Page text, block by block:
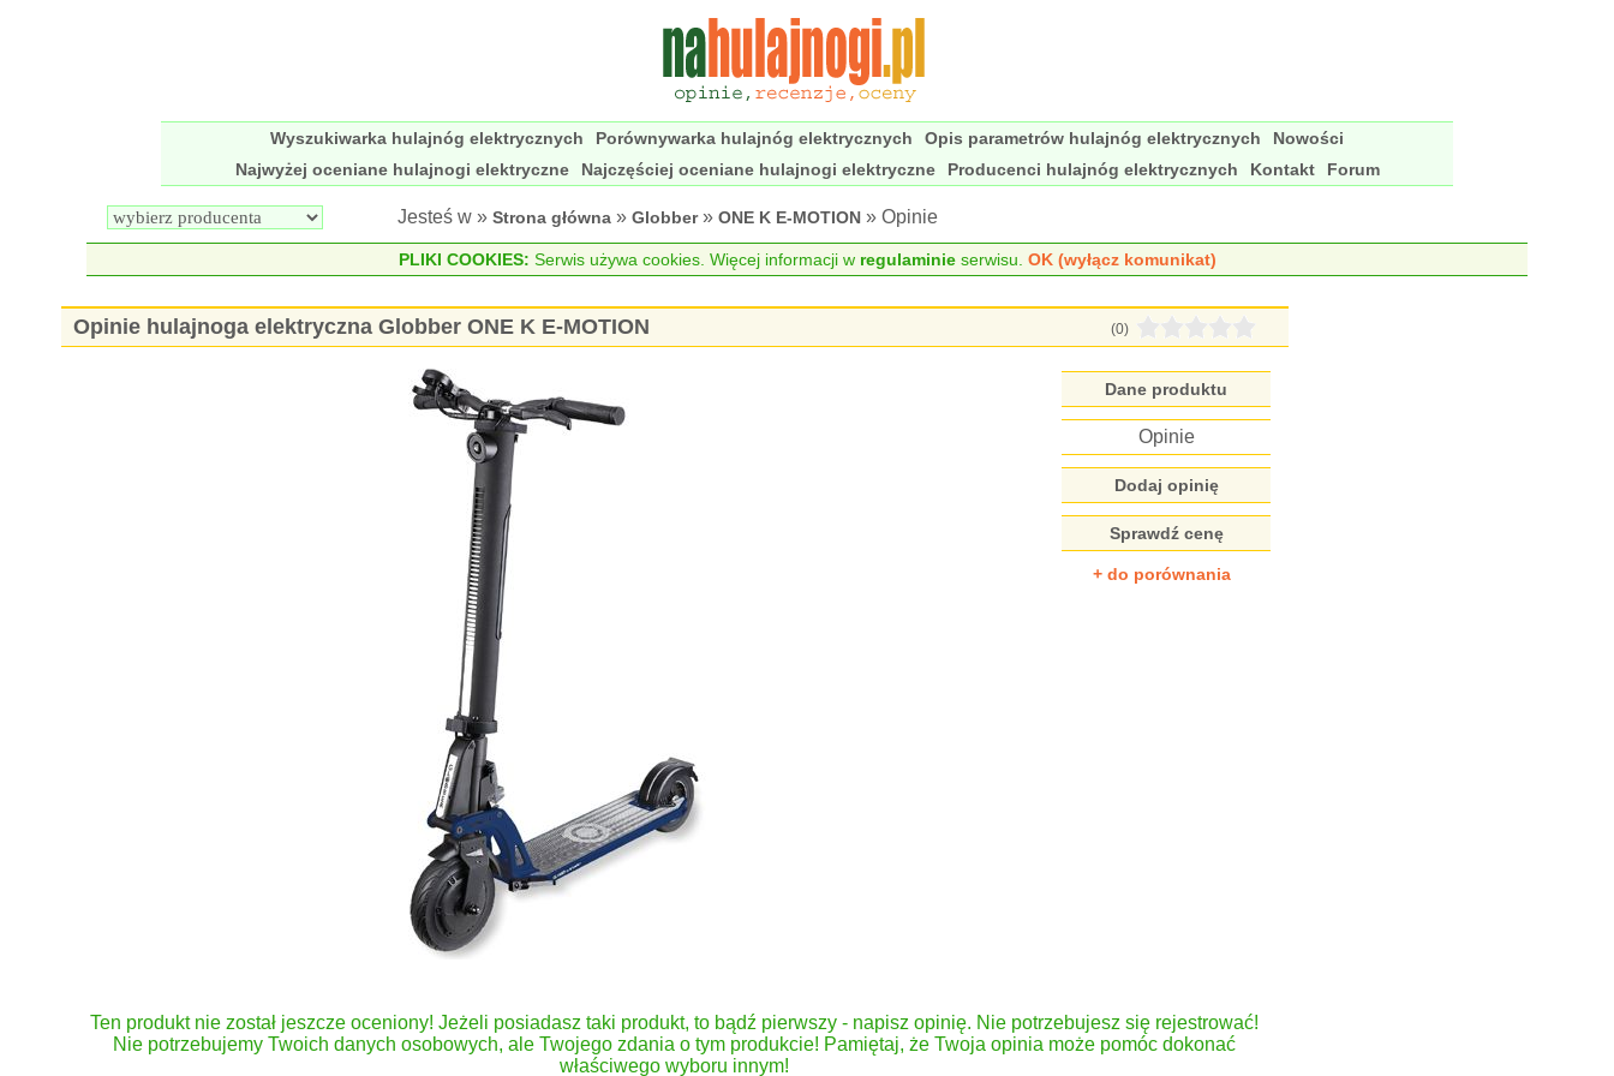
Wyszukiwarka hulajnóg elektrycznych Porównywarka hulajnóg elektrycznych Opis parametrów hulajnóg elektrycznych
Nowości
Najwyżej oceniane hulajnogi elektryczne
Najczęściej oceniane hulajnogi elektryczne Producenci hulajnóg elektrycznych Kontakt Forum
Jesteś w » Strona główna » Globber» ONE K E-MOTION » Opinie
PLIKI COOKIES: Serwis używa cookies. Więcej informacji w regulaminieserwisu. OK (wyłącz komunikat)
Opinie hulajnoga elektryczna Globber ONE K E-MOTION (0)
Dane produktu
Opinie
Dodaj opinię
Sprawdź cenę
+ do porównania
Ten produkt nie został jeszcze oceniony! Jeżeli posiadasz taki produkt, to bądź pierwszy - napisz opinię. Nie potrzebujesz się rejestrować!
Nie potrzebujemy Twoich danych osobowych, ale Twojego zdania o tym produkcie! Pamiętaj, że Twoja opinia może pomóc dokonać
właściwego wyboru innym!